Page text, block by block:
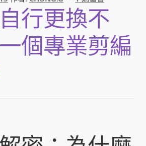
社
行更換不
個專業剪編